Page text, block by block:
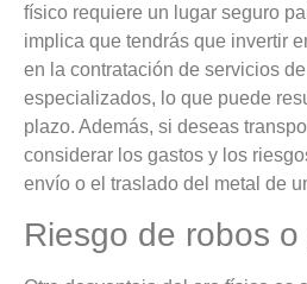
físico requiere un lugar seguro
implica que tendrás que invertir
en la contratación de servicios
especializados, lo que puede
plazo. Además, si deseas
considerar los gastos y los
envío o el traslado del metal de
Riesgo de robos